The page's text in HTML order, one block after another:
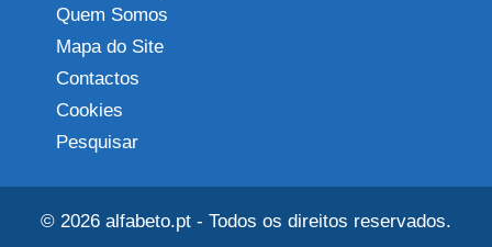
Quem Somos
Mapa do Site
Contactos
Cookies
Pesquisar
© 2026 alfabeto.pt - Todos os direitos reservados.